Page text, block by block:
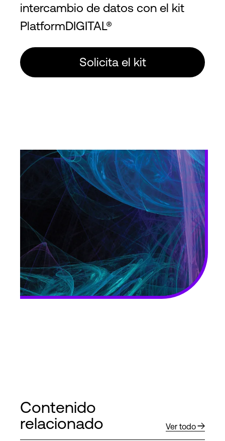
intercambio de datos con el kit
PlatformDIGITAL®
Solicita el kit
Contenido
relacionado
Ver todo